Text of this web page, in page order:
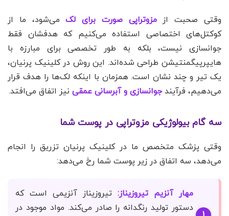
وقتی صحبت ازمزوتراپی صورت برای لکمی‌شود، ما از
کوکتل‌های اختصاصی استفاده می‌کنیم که هدفشان فقط
جوانسازی نیست، بلکه به طور تخصصی برای مبارزه با
هایپرپیگمنتیشن طراحی شده‌اند. این روش در کلینیک پرنیان،
یک تیر و چند نشان است. همزمان با اینکه لک‌ها را هدف قرار
می‌دهیم، فرآیندجوانسازی و آبرسانی عمقی نیز اتفاق می‌افتد.
سه گام بیولوژیکی مزوتراپی در پوست شما
وقتی پزشک متخصص ما در کلینیک پرنیان تزریق را انجام
می‌دهد، سه اتفاق در زیر پوست شما رخ می‌دهد:
مهار آنزیم تیروزیناز: تیروزیناز آنزیمی است که
دستور تولید رنگدانه را صادر می‌کند. مواد موجود در